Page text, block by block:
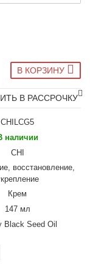
В КОРЗИНУ
В РАССРОЧКУ
CHILCG5
наличии
CHI
восстановление,
Крем
147 мл
Black Seed Oil